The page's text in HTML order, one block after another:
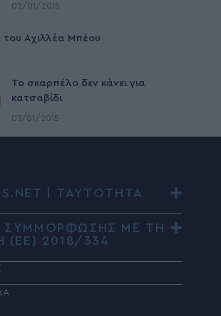
02/01/2015
του Αχιλλέα Μπέου
To σκαρπέλο δεν κάνει για
κατσαβίδι
03/01/2015
| ΤΑΥΤΟΤΗΤΑ
ΣΥΜΜΟΡΦΩΣΗΣ ΜΕ ΤΗ
(ΕΕ) 2018/334